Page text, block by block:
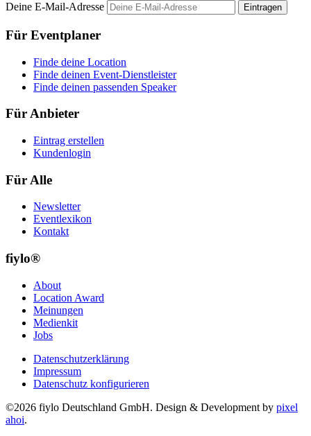
Deine E-Mail-Adresse Eintragen
Für Eventplaner
Finde deine Location
Finde deinen Event-Dienstleister
Finde deinen passenden Speaker
Für Anbieter
Eintrag erstellen
Kundenlogin
Für Alle
Newsletter
Eventlexikon
Kontakt
fiylo®
About
Location Award
Meinungen
Medienkit
Jobs
Datenschutzerklärung
Impressum
Datenschutz konfigurieren
©2026 fiylo Deutschland GmbH. Design & Development by pixel
ahoi.